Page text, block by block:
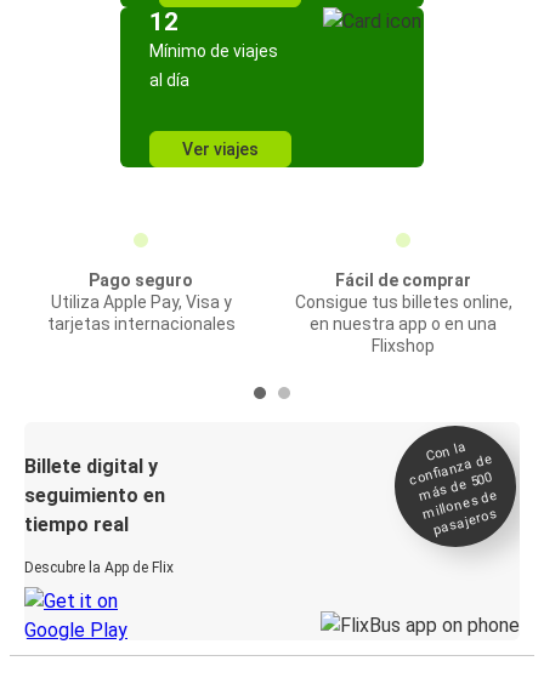
12
Mínimo de viajes
al día
Ver viajes
Pago seguro
Utiliza Apple Pay, Visa y
tarjetas internacionales
Fácil de comprar
Consigue tus billetes online,
en nuestra app o en una
Flixshop
Billete digital y
seguimiento en
tiempo real
Descubre la App de Flix
Con la
confianza de
más de 500
millones de
pasajeros